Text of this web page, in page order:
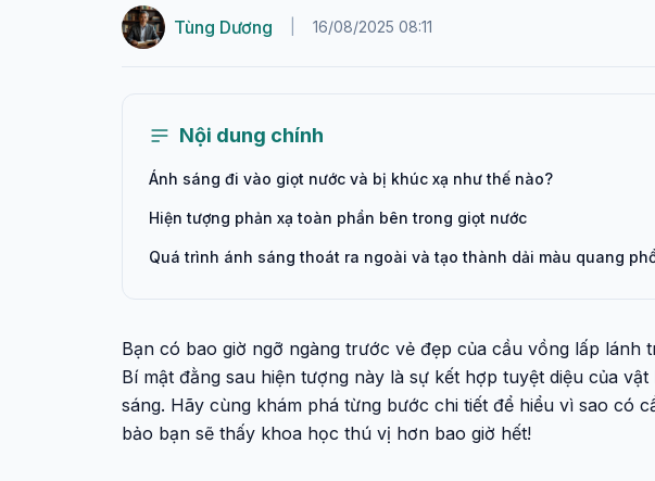
Tùng Dương 16/08/2025 08:11
Nội dung chính
Ánh sáng đi vào giọt nước và bị khúc xạ như thế nào?
Hiện tượng phản xạ toàn phần bên trong giọt nước
Quá trình ánh sáng thoát ra ngoài và tạo thành dải màu quang
Bạn có bao giờ ngỡ ngàng trước vẻ đẹp của cầu vồng lấp lánh
Bí mật đằng sau hiện tượng này là sự kết hợp tuyệt diệu của
sáng. Hãy cùng khám phá từng bước chi tiết để hiểu vì sao có
bảo bạn sẽ thấy khoa học thú vị hơn bao giờ hết!